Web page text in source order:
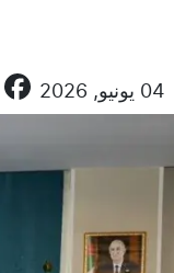
04 يونيو, 2026